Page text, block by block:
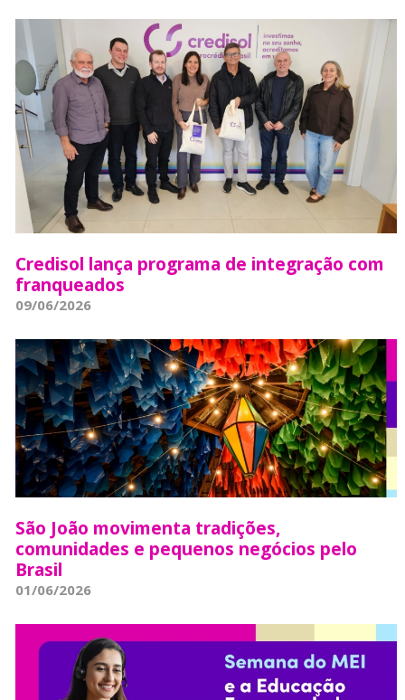
Credisol lança programa de integração com
franqueados
09/06/2026
São João movimenta tradições,
comunidades e pequenos negócios pelo
Brasil
01/06/2026